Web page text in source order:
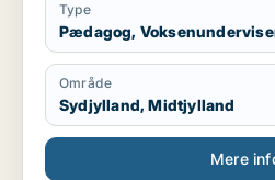
Type
Pædagog,
Område
Sydjylland, Midtjylland
Mere